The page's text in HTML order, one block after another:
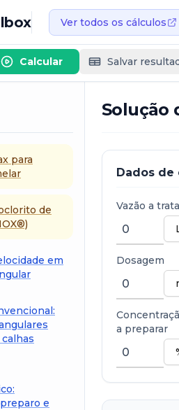
Ver todos os cálculos
Calcular Salvar
para
de
em
e
Solução
Dados de
Vazão a
Dosagem
a preparar